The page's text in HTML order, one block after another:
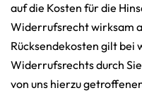
auf die Kosten für die
Widerrufsrecht wirksam
Rücksendekosten gilt bei
Widerrufsrechts durch
von uns hierzu